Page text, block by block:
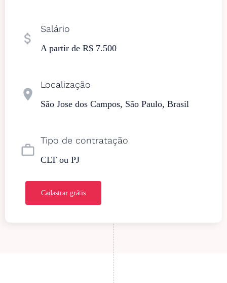
attach_money
Salário
A partir de R$ 7.500
location_on
Localização
São Jose dos Campos, São Paulo, Brasil
work_outline
Tipo de contratação
CLT ou PJ
Cadastrar grátis